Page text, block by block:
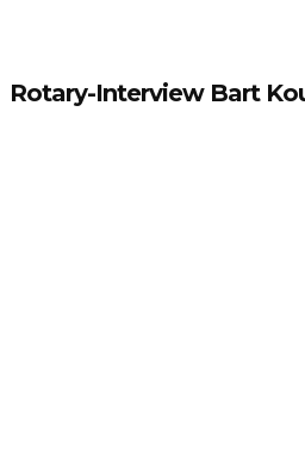
Rotary-Interview Bart